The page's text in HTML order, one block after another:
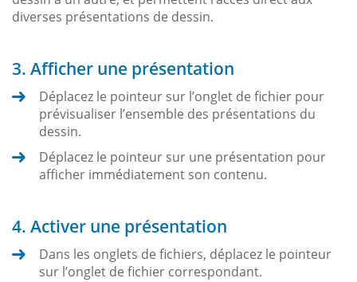
diverses présentations de dessin.
3. Afficher une présentation
Déplacez le pointeur sur l’onglet de fichier pour
prévisualiser l’ensemble des présentations du
dessin.
Déplacez le pointeur sur une présentation pour
afficher immédiatement son contenu.
4. Activer une présentation
Dans les onglets de fichiers, déplacez le pointeur
sur l’onglet de fichier correspondant.